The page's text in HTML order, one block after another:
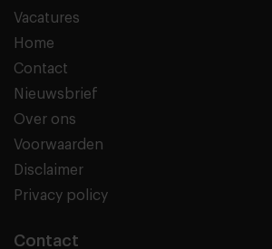
Vacatures
Home
Contact
Nieuwsbrief
Over ons
Voorwaarden
Disclaimer
Privacy policy
Contact